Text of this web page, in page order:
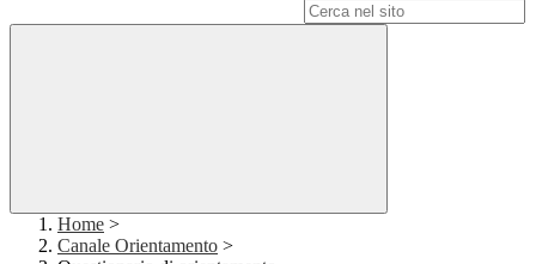
Home >
Canale Orientamento >